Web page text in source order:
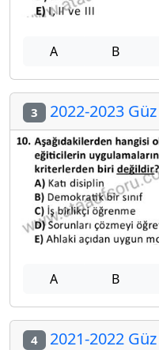
A B
3 2022-2023 Güz
A B
4 2021-2022 Güz